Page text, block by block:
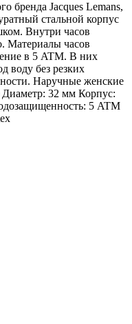
бренда Jacques Lemans,
стальной корпус
Внутри часов
Материалы часов
в 5 ATM. В них
воду без резких
Наручные женские
Диаметр: 32 мм Корпус:
5 ATM